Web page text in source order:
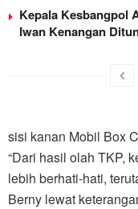
Kepala Kesbangpol
Iwan Kenangan
sisi kanan Mobil Box
“Dari hasil olah TKP,
lebih berhati-hati,
Berny lewat